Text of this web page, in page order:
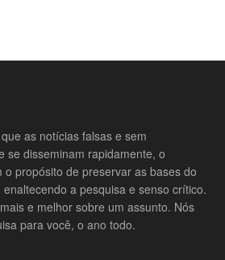
as notícias falsas e sem
se disseminam rapidamente, o
o propósito de preservar as bases do
a pesquisa e senso crítico.
e melhor sobre um assunto. Nós
para você, o ano todo.